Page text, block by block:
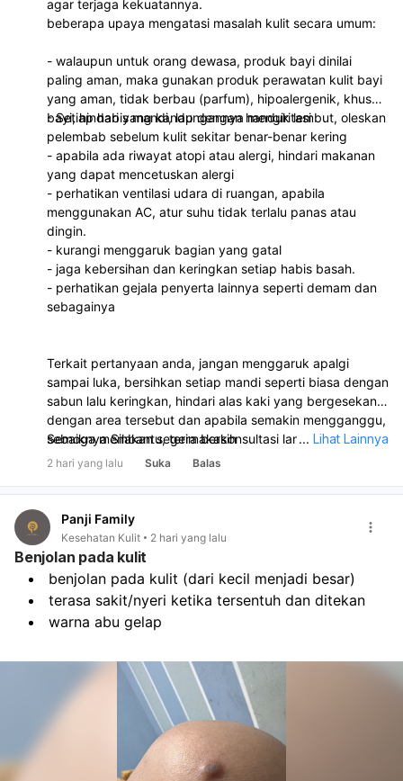
agar terjaga kekuatannya.
beberapa upaya mengatasi masalah kulit secara umum:
- walaupun untuk orang dewasa, produk bayi dinilai
paling aman, maka gunakan produk perawatan kulit bayi
yang aman, tidak berbau (parfum), hipoalergenik, khusus
bayi, hindari yang kandungannya mengiritasi
- Setiap habis mandi, lap dengan handuk lembut, oleskan
pelembab sebelum kulit sekitar benar-benar kering
- apabila ada riwayat atopi atau alergi, hindari makanan
yang dapat mencetuskan alergi
- perhatikan ventilasi udara di ruangan, apabila
menggunakan AC, atur suhu tidak terlalu panas atau
dingin.
- kurangi menggaruk bagian yang gatal
- jaga kebersihan dan keringkan setiap habis basah.
- perhatikan gejala penyerta lainnya seperti demam dan
sebagainya
Terkait pertanyaan anda, jangan menggaruk apalgi
sampai luka, bersihkan setiap mandi seperti biasa dengan
sabun lalu keringkan, hindari alas kaki yang bergesekan
dengan area tersebut dan apabila semakin mengganggu,
sebaiknya Silakan segera berkonsultasi langsung dengan
dokter di klinik atau puskesmas terdekat untuk
Semoga membantu, terimakasih ... Lihat Lainnya
2 hari yang lalu Suka Balas
Panji Family
Kesehatan Kulit 2 hari yang lalu
Benjolan pada kulit
benjolan pada kulit (dari kecil menjadi besar)
terasa sakit/nyeri ketika tersentuh dan ditekan
warna abu gelap